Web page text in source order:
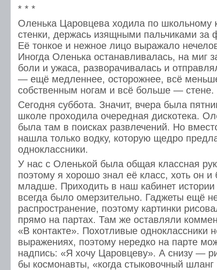
* * *
Оленька Царовцева ходила по школьному
стенки, держась изящными пальчиками за
Её тонкое и нежное лицо выражало
Иногда Оленька останавливалась, на миг
боли и ужаса, разворачивалась и
— ещё медленнее, осторожнее, всё
собственным ногам и всё больше — стене.
Сегодня суббота. Значит, вчера была
школе проходила очередная дискотека.
была там в поисках развлечений. Но
нашла только водку, которую щедро
одноклассники.
У нас с Оленькой была общая классная
поэтому я хорошо знал её класс, хоть он
младше. Приходить в наш кабинет истории
всегда было омерзительно. Гаджеты ещё
распространение, поэтому картинки
прямо на партах. Там же оставляли
«В контакте». Похотливые одноклассники
выражениях, поэтому нередко на парте
надпись: «Я хочу Царовцеву». А снизу —
бы космонавты, «когда стыковочный